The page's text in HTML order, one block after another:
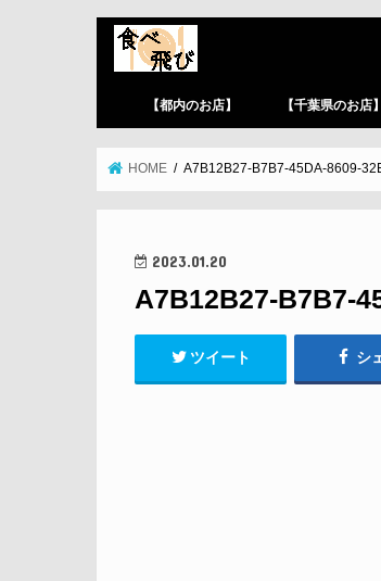
【都内のお店】 【千葉県のお店】
HOME A7B12B27-B7B7-45DA-8609-
2023.01.20
A7B12B27-B7B7-
ツイート シ